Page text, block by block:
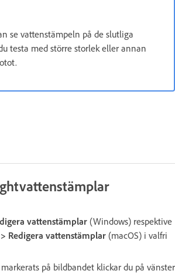
se vattenstämpeln på de slutliga
testa med större storlek eller annan
vattenstämplar (Windows) respektive
> Redigera vattenstämplar (macOS) i valfri
på bildbandet klickar du på vänster